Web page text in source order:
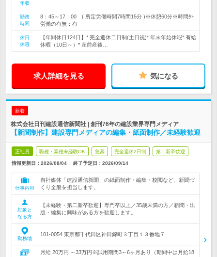
年収
勤務
時間
8：45～17：00 ( 所定労働時間7時間15分 )※休憩60分※時間外
労働の有無：有
休日
休暇
【年間休日124日】* 完全週休二日制(土日祝)* 年末年始休暇* 有給
休暇（10日～）* 産前産後…
求人詳細を見る 気になる
新着
株式会社日刊建設通信新聞社 | 創刊76年の建設業界専門メディア
【新聞制作】建設専門メディアの編集・紙面制作／未経験歓迎
正社員 職種・業種未経験OK 急募 完全週休2日制 第二新卒歓迎
情報更新日：2026/08/04 終了予定日： 2026/09/14
仕事内容
自社媒体「建設通信新聞」の紙面制作・編集・校閲など、新聞づ
くり全般を担当します。
対象と
なる方
【未経験・第二新卒歓迎】専門卒以上／35歳未満の方／新聞・出
版・編集に興味がある方を歓迎します。
勤務地
101-0054 東京都千代田区神田錦町３丁目１３番地７
月給 20万円 ～33万円※試用期間3～6ヶ月あり（期間中は月給18